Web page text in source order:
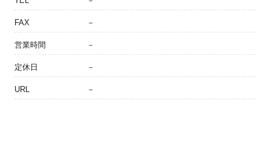
FAX －
営業時間 －
定休日 －
URL －